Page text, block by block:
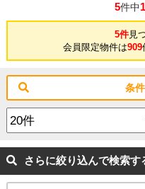
5件中
5件見
会員限定物件は909
条
さらに絞り込んで検索す